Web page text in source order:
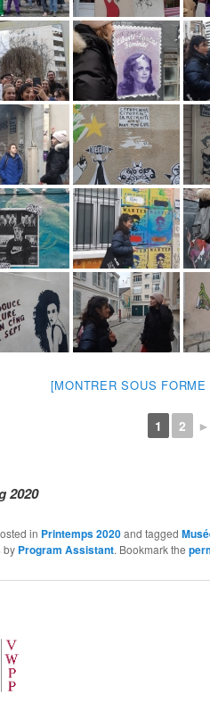
[MONTRER SOUS
1 2 ►
2020
in Printemps 2020and tagged
by Program Assistant. Bookmark the